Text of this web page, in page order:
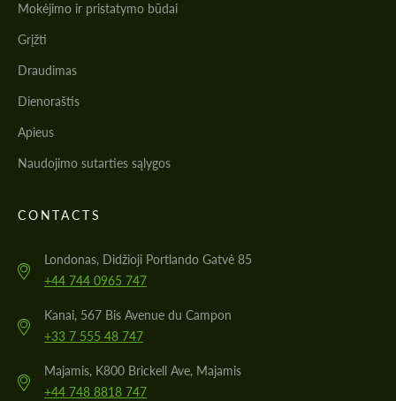
Mokėjimo ir pristatymo būdai
Grįžti
Draudimas
Dienoraštis
Apieus
Naudojimo sutarties sąlygos
CONTACTS
Londonas, Didžioji Portlando Gatvė 85
+44 744 0965 747
Kanai, 567 Bis Avenue du Campon
+33 7 555 48 747
Majamis, K800 Brickell Ave, Majamis
+44 748 8818 747